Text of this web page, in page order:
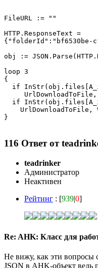
FileURL := ""
HTTP.ResponseText =
{"folderId":"bf6530be-
obj :=
loop 3
{
if
if
UrlDownloadToFile,
}
116 Ответ от
teadrinker
Администратор
Неактивен
Рейтинг : [939|0]
Re: AHK: Класс для
Не вижу, как эти вопросы
JSON в AHK-объект ведь